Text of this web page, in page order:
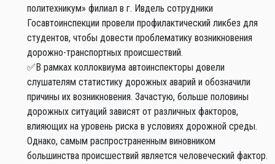
политехникум» филиал в г. Ивдель сотрудники
Госавтоинспекции провели профилактический ликбез для
студентов, чтобы довести проблематику возникновения
дорожно-транспортных происшествий.
✅В рамках коллоквиума автоинспекторы довели
слушателям статистику дорожных аварий и обозначили
причины их возникновения. Зачастую, больше половины
дорожных ситуаций зависят от различных факторов,
влияющих на уровень риска в условиях дорожной среды.
Однако, самым распространенным виновником
большинства происшествий является человеческий фактор.